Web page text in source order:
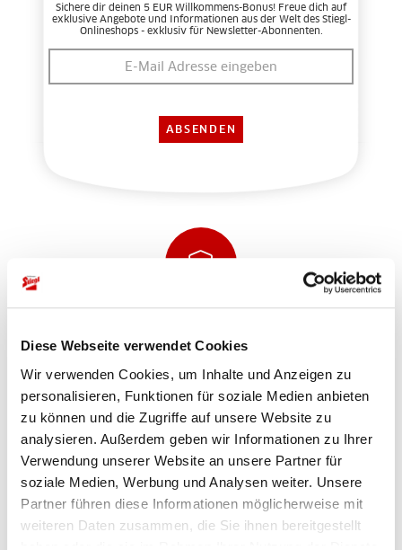
Diese Webseite verwendet Cookies
Wir verwenden Cookies, um Inhalte und Anzeigen zu
personalisieren, Funktionen für soziale Medien anbieten
zu können und die Zugriffe auf unsere Website zu
analysieren. Außerdem geben wir Informationen zu Ihrer
Verwendung unserer Website an unsere Partner für
soziale Medien, Werbung und Analysen weiter. Unsere
Partner führen diese Informationen möglicherweise mit
weiteren Daten zusammen, die Sie ihnen bereitgestellt
Sichere dir deinen 5 EUR Willkommens-Bonus! Freue dich auf
exklusive Angebote und Informationen aus der Welt des Stiegl-
Onlineshops - exklusiv für Newsletter-Abonnenten.